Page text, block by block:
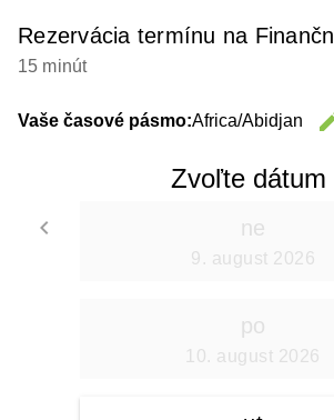
Rezervácia termínu na
15 minút
Vaše časové pásmo:Africa/Abidjan
Zvoľte dátum
keyboard_arrow_left
Go back
ne
9. august 2026
po
10. august 2026